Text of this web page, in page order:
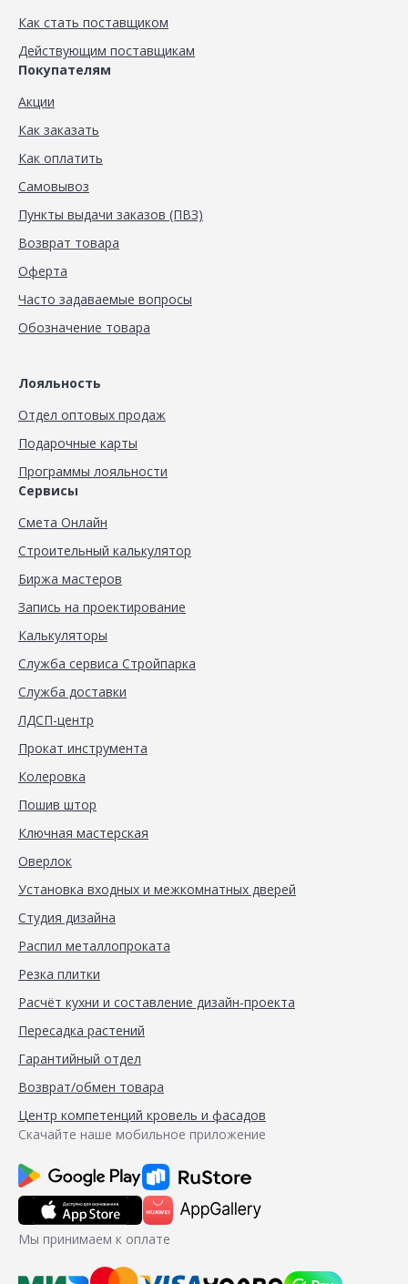
Как стать поставщиком
Действующим поставщикам
Покупателям
Акции
Как заказать
Как оплатить
Самовывоз
Пункты выдачи заказов (ПВЗ)
Возврат товара
Оферта
Часто задаваемые вопросы
Обозначение товара
Лояльность
Отдел оптовых продаж
Подарочные карты
Программы лояльности
Сервисы
Смета Онлайн
Строительный калькулятор
Биржа мастеров
Запись на проектирование
Калькуляторы
Служба сервиса Стройпарка
Служба доставки
ЛДСП-центр
Прокат инструмента
Колеровка
Пошив штор
Ключная мастерская
Оверлок
Установка входных и межкомнатных дверей
Студия дизайна
Распил металлопроката
Резка плитки
Расчёт кухни и составление дизайн-проекта
Пересадка растений
Гарантийный отдел
Возврат/обмен товара
Центр компетенций кровель и фасадов
Скачайте наше мобильное приложение
Мы принимаем к оплате